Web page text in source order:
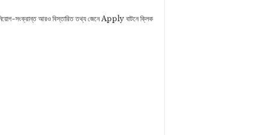
সংক্রান্ত আরও বিস্তারিত তথ্য জেনে Apply বাটনে ক্লিক